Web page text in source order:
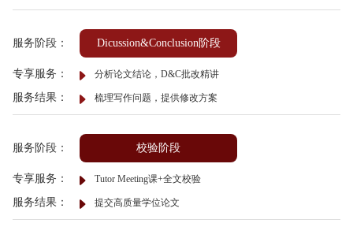
服务阶段： Dicussion&Conclusion阶段
专享服务： 分析论文结论，D&C批改精讲
服务结果： 梳理写作问题，提供修改方案
服务阶段： 校验阶段
专享服务： Tutor Meeting课+全文校验
服务结果： 提交高质量学位论文